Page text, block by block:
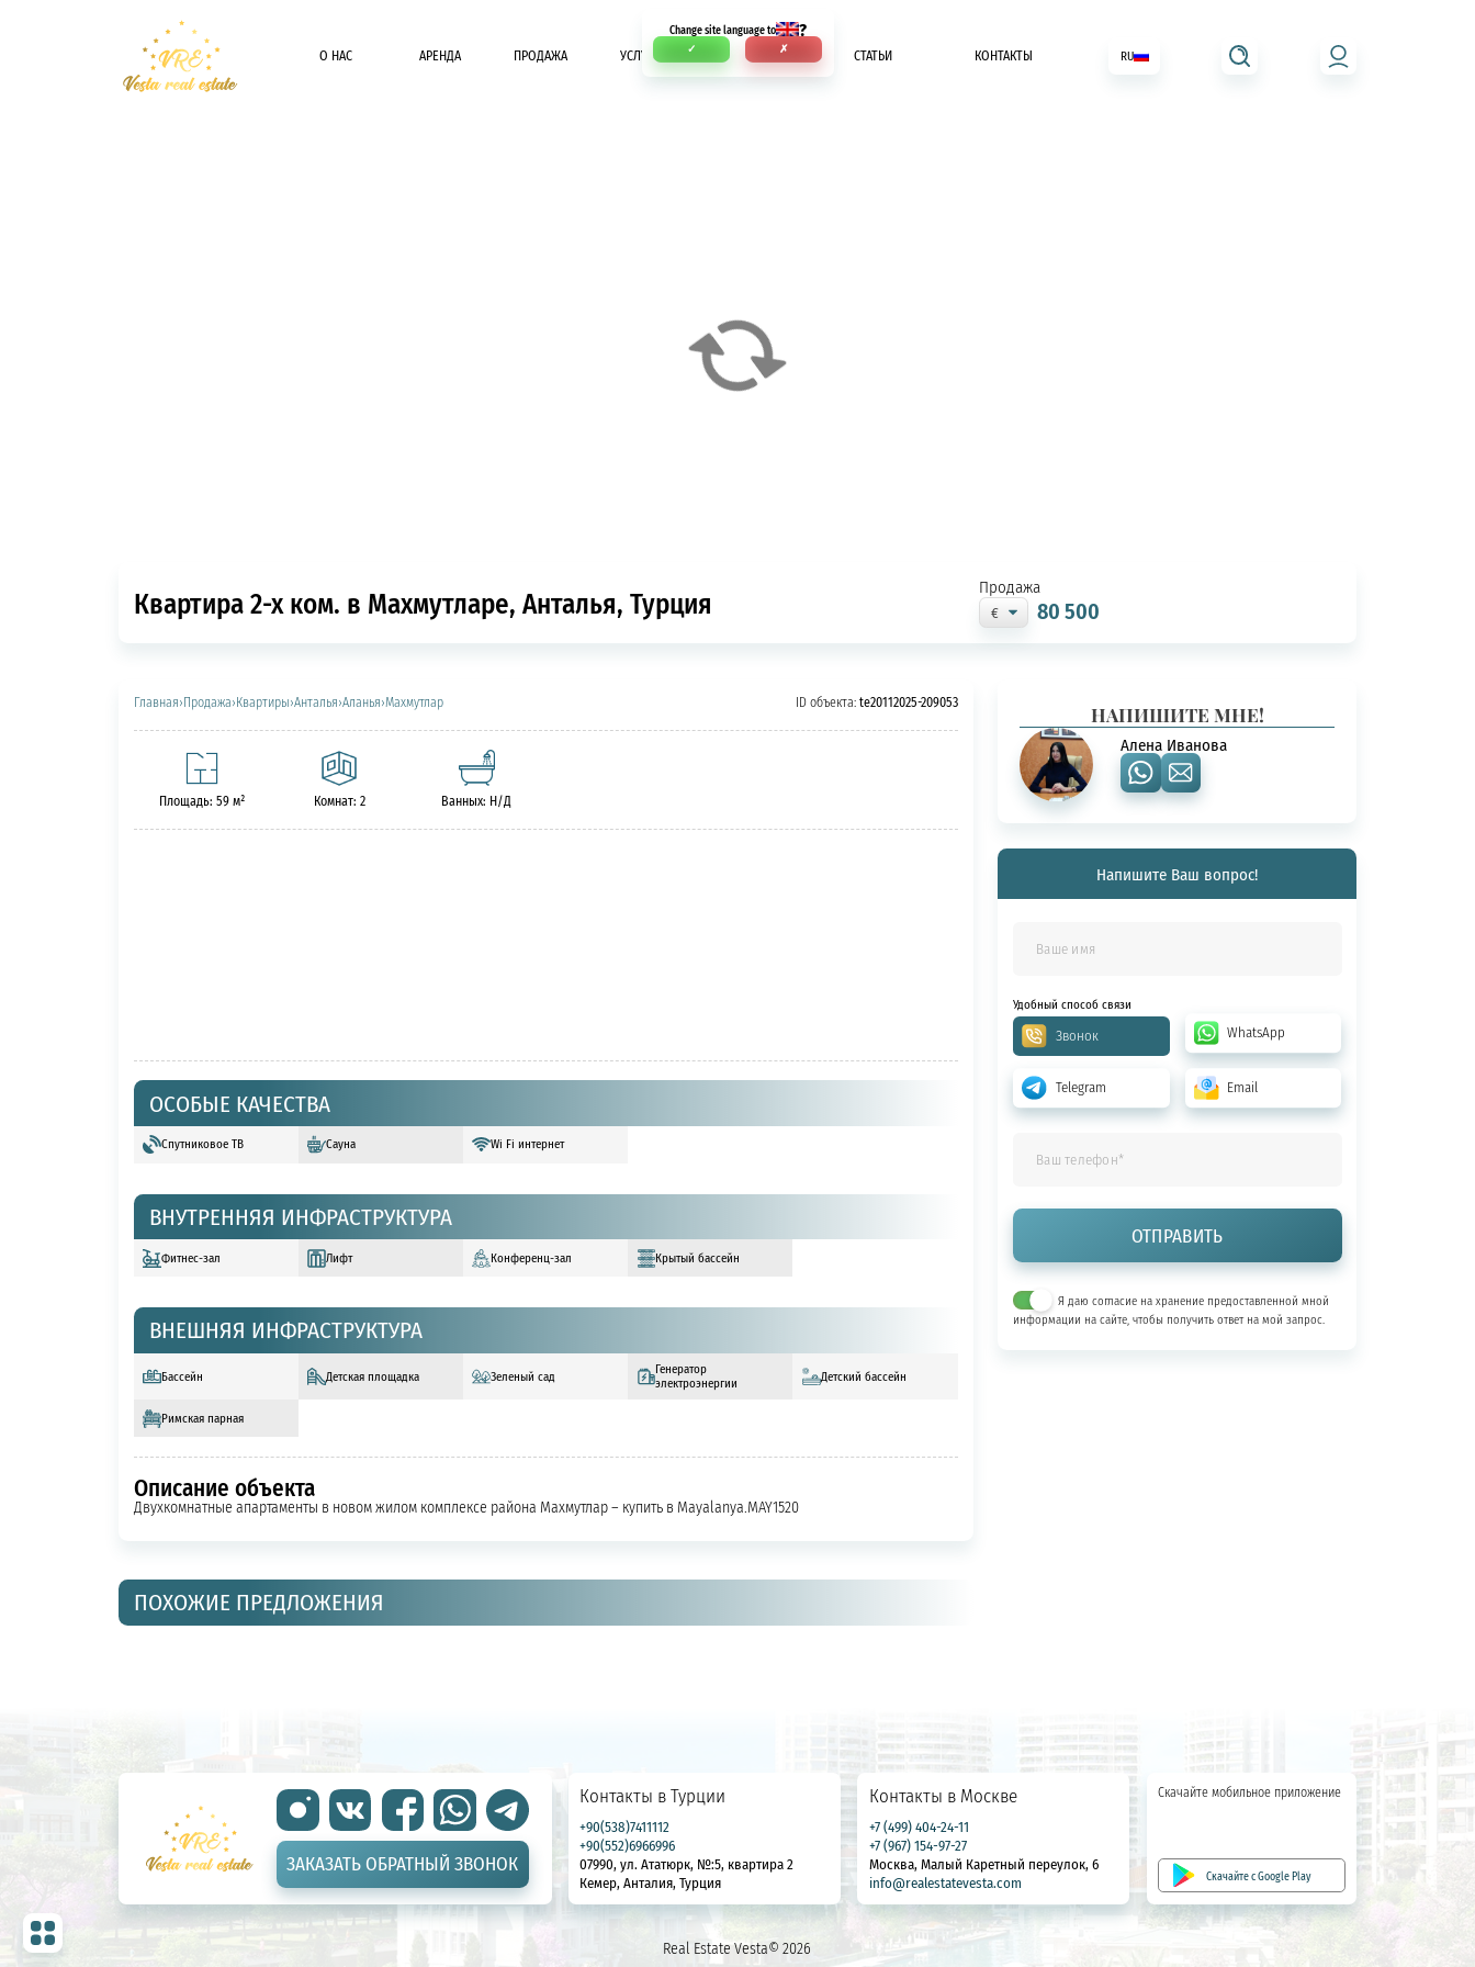
Change site language to ?
✓ ✗
О НАС АРЕНДА ПРОДАЖА УСЛУГИ ОПЛАТА СТАТЬИ КОНТАКТЫ RU
Квартира 2-х ком. в Махмутларе, Анталья, Турция Продажа
80 500
Главная›Продажа›Квартиры›Анталья›Аланья›Махмутлар ID объекта:te20112025-209053
Площадь: 59 м² Комнат: 2 Ванных: Н/Д
ОСОБЫЕ КАЧЕСТВА
Спутниковое ТВ Сауна Wi Fi интернет
ВНУТРЕННЯЯ ИНФРАСТРУКТУРА
Фитнес-зал Лифт Конференц-зал Крытый бассейн
ВНЕШНЯЯ ИНФРАСТРУКТУРА
Бассейн Детская площадка Зеленый сад
Генератор
электроэнергии
Детский бассейн
Римская парная
Описание объекта
Двухкомнатные апартаменты в новом жилом комплексе района Махмутлар – купить в Mayalanya.MAY1520
ПОХОЖИЕ ПРЕДЛОЖЕНИЯ
НАПИШИТЕ МНЕ!
Алена Иванова
Напишите Ваш вопрос!
Удобный способ связи
Звонок WhatsApp
Telegram Email
Я даю согласие на хранение предоставленной мной
информации на сайте, чтобы получить ответ на мой запрос.
ЗАКАЗАТЬ ОБРАТНЫЙ ЗВОНОК
Контакты в Турции
+90(538)7411112
+90(552)6966996
07990, ул. Ататюрк, №:5, квартира 2
Кемер, Анталия, Турция
Контакты в Москве
+7 (499) 404-24-11
+7 (967) 154-97-27
Москва, Малый Каретный переулок, 6
info@realestatevesta.com
Скачайте мобильное приложение
Скачайте с Google Play
Real Estate Vesta© 2026